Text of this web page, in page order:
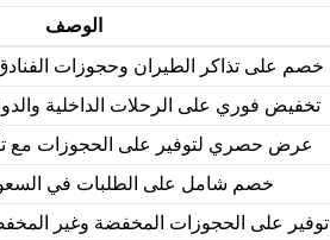
الوصف
خصم على تذاكر الطيران وحجوزات
تخفيض فوري على الرحلات الداخلية
عرض حصري لتوفير على الحجوزات مع
خصم شامل على الطلبات في
توفير على الحجوزات المخفضة وغير